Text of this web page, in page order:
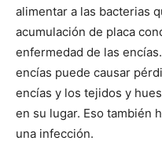
alimentar a las bacterias
acumulación de placa
enfermedad de las
encías puede causar
encías y los tejidos y
en su lugar. Eso también
una infección.